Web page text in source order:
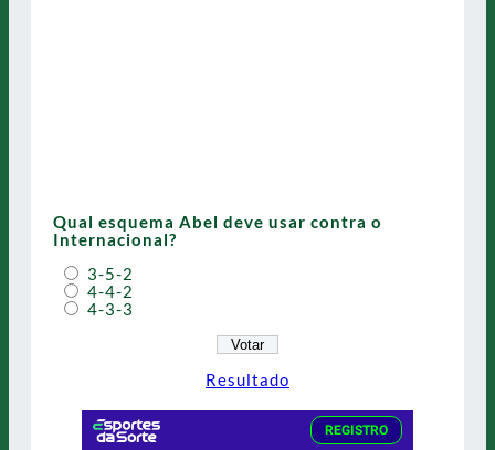
Qual esquema Abel deve usar contra o
Internacional?
3-5-2
4-4-2
4-3-3
Resultado